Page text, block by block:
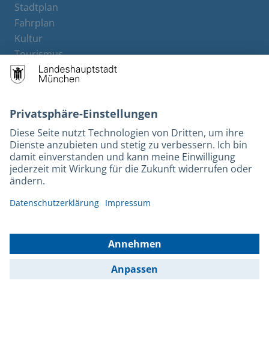
Stadtplan
Fahrplan
Kultur
Tourismus
M-Strom
Bürgerservice
Rechtliches und Kontakt
Barrierefreiheit
Leichte Sprache
Gebärdensprache
Kontakt